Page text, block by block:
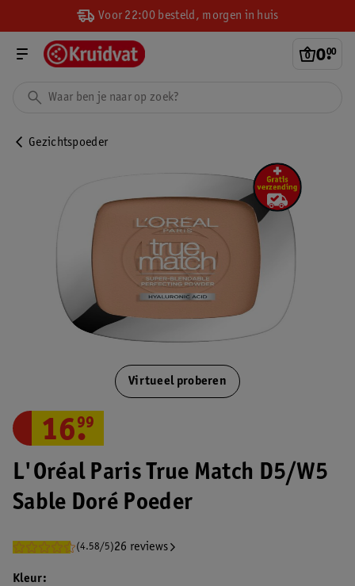
Voor 22:00 besteld, morgen in huis
0.
00
Gezichtspoeder
Virtueel proberen
L'Oréal Paris True Match D5/W5
Sable Doré Poeder
(4.58/5)26 reviews
16.
99
Kleur